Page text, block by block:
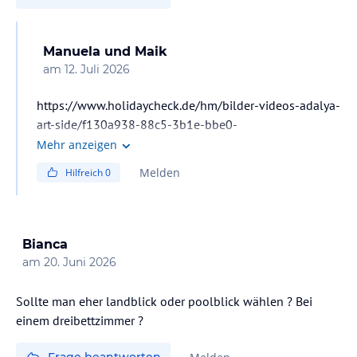
Manuela und Maik
am 12. Juli 2026
https://www.holidaycheck.de/hm/bilder-videos-adalya-
art-side/f130a938-88c5-3b1e-bbe0-
2b55e48d94bf/-/c/sport/m/picture/mediaId/d740daa7-
Mehr anzeigen
Hilfreich0 Melden
Bianca
am 20. Juni 2026
Sollte man eher landblick oder poolblick wählen ? Bei
einem dreibettzimmer ?